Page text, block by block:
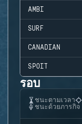
AMBI
SURF
CANADIAN
SPOIT
รอบ
ชนะตามเวลา
ชนะด้วยภารกิจ